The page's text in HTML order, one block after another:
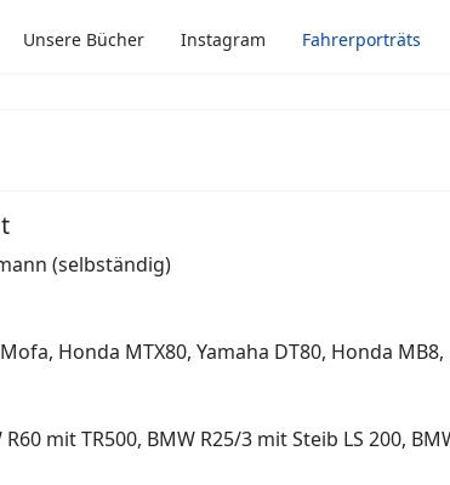
Unsere Bücher Instagram Fahrerporträts
(selbständig)
Honda MTX80, Yamaha DT80, Honda
mit TR500, BMW R25/3 mit Steib LS 200,